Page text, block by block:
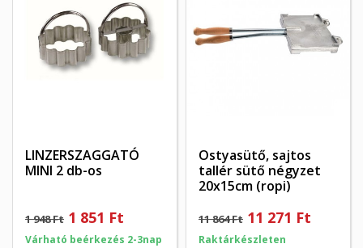
LINZERSZAGGATÓ
MINI 2 db-os
1 948 Ft 1 851 Ft
Várható beérkezés 2-3nap
Ostyasütő, sajtos
tallér sütő négyzet
20x15cm (ropi)
11 864 Ft 11 271 Ft
Raktárkészleten